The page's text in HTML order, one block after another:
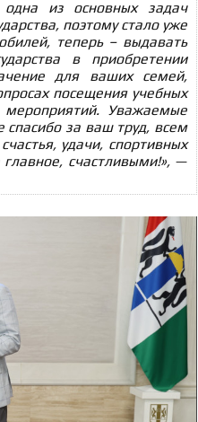
из основных задач
поэтому стало уже
теперь – выдавать
в приобретении
для ваших семей,
посещения учебных
мероприятий. Уважаемые
спасибо за ваш труд, всем
удачи, спортивных
счастливыми!», —